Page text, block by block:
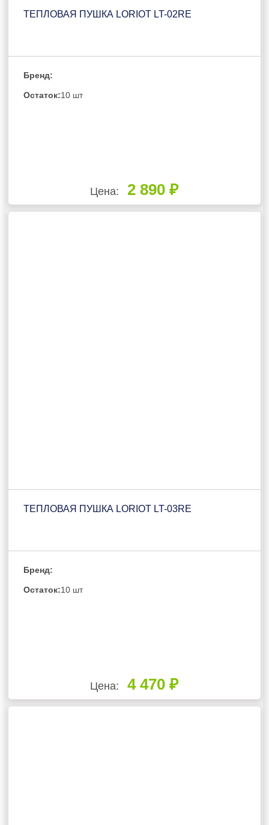
ТЕПЛОВАЯ ПУШКА LORIOT LT-02RE
Бренд:
Остаток:10 шт
Цена: 2 890 ₽
ТЕПЛОВАЯ ПУШКА LORIOT LT-03RE
Бренд:
Остаток:10 шт
Цена: 4 470 ₽